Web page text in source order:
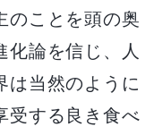
のことを頭の奥
化論を信じ、人
は当然のように
受する良き食べ